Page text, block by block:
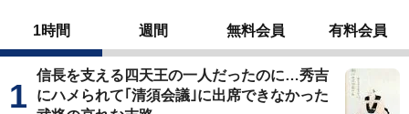
1時間 週間 無料会員 有料会員
信長を支える四天王の一人だったのに…秀吉
にハメられて｢清須会議｣に出席できなかった